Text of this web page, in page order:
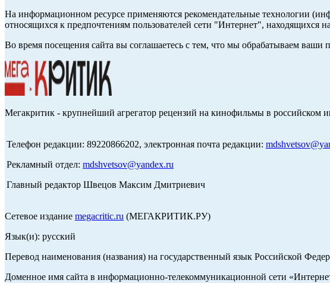
На информационном ресурсе применяются рекомендательные технологии
относящихся к предпочтениям пользователей сети "Интернет", находящихся
Во время посещения сайта вы соглашаетесь с тем, что мы обрабатываем
Мегакритик - крупнейший агрегатор рецензий на кинофильмы в российском
Телефон редакции: 89220866202, электронная почта редакции:
Рекламный отдел: mdshvetsov@yandex.ru
Главный редактор Швецов Максим Дмитриевич
Сетевое издание megacritic.ru (МЕГАКРИТИК.РУ)
Язык(и): русский
Перевод наименования (названия) на государственный язык Российской
Доменное имя сайта в информационно-телекоммуникационной сети